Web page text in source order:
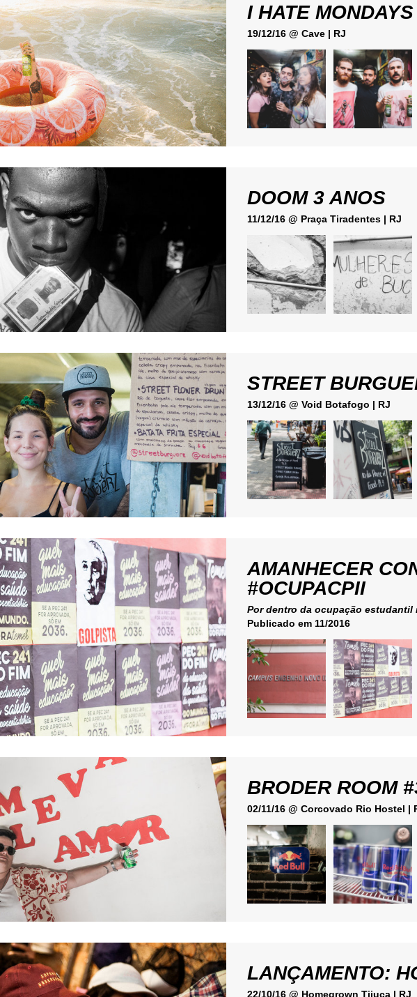
I HATE
19/12/16 @ Cave | RJ
DOOM 3 ANOS
11/12/16 @ Praça Tiradentes | RJ
STREET
13/12/16 @ Void Botafogo | RJ
AMANHECER
#OCUPACPII
Por dentro da ocupação estudantil
Publicado em 11/2016
BRODER ROOM
02/11/16 @ Corcovado Rio Hostel |
LANÇAMENTO:
22/10/16 @ Homegrown Tijuca | RJ